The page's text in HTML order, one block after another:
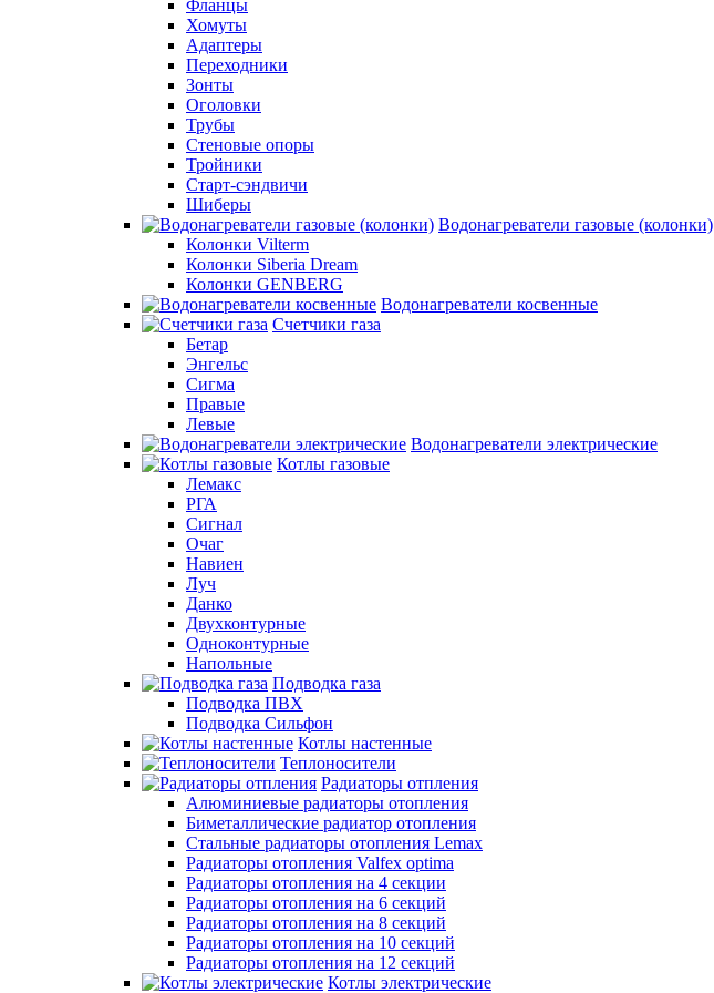
Фланцы
Хомуты
Адаптеры
Переходники
Зонты
Оголовки
Трубы
Стеновые опоры
Тройники
Старт-сэндвичи
Шиберы
Водонагреватели газовые (колонки)
Колонки Vilterm
Колонки Siberia Dream
Колонки GENBERG
Водонагреватели косвенные
Счетчики газа
Бетар
Энгельс
Сигма
Правые
Левые
Водонагреватели электрические
Котлы газовые
Лемакс
РГА
Сигнал
Очаг
Навиен
Луч
Данко
Двухконтурные
Одноконтурные
Напольные
Подводка газа
Подводка ПВХ
Подводка Сильфон
Котлы настенные
Теплоносители
Радиаторы отпления
Алюминиевые радиаторы отопления
Биметаллические радиатор отопления
Стальные радиаторы отопления Lemax
Радиаторы отопления Valfex optima
Радиаторы отопления на 4 секции
Радиаторы отопления на 6 секций
Радиаторы отопления на 8 секций
Радиаторы отопления на 10 секций
Радиаторы отопления на 12 секций
Котлы электрические